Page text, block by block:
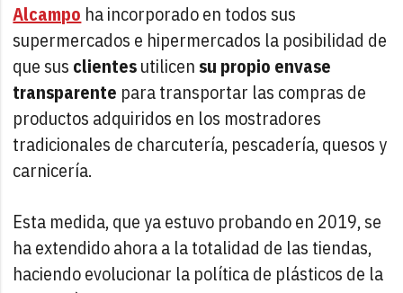
Alcampo ha incorporado en todos sus
supermercados e hipermercados la posibilidad de
que sus clientesutilicen su propio envase
transparente para transportar las compras de
productos adquiridos en los mostradores
tradicionales de charcutería, pescadería, quesos y
carnicería.
Esta medida, que ya estuvo probando en 2019, se
ha extendido ahora a la totalidad de las tiendas,
haciendo evolucionar la política de plásticos de la